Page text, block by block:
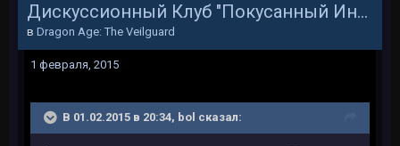
Дискуссионный Клуб "Покусанный Инквизитор"
в Dragon Age: The Veilguard
1 февраля, 2015
В 01.02.2015 в 20:34, bol сказал: